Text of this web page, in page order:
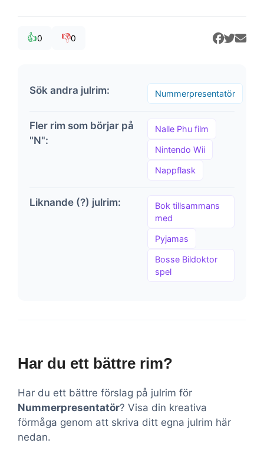
👍0 👎0
Sök andra julrim: Nummerpresentatör
Fler rim som börjar på
"N":
Nalle Phu film
Nintendo Wii
Nappflask
Liknande (?) julrim:
Bok tillsammans
med
Pyjamas
Bosse Bildoktor
spel
Har du ett bättre rim?
Har du ett bättre förslag på julrim för
Nummerpresentatör? Visa din kreativa
förmåga genom att skriva ditt egna julrim här
nedan.